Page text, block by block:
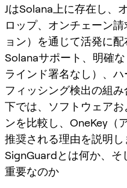
JはSolana上に存在し、
ロップ、オンチェーン
ョン）を通じて活発に
Solanaサポート、明確
ラインド署名なし）、ハ
フィッシング検出の組
下では、ソフトウェア
ンを比較し、OneKey（
推奨される理由を説明し
SignGuardとは何か、そ
重要なのか